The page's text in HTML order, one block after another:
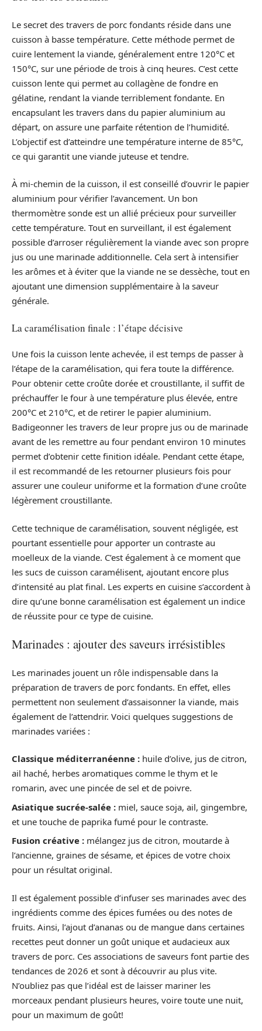
Le secret des travers de porc fondants réside dans une
cuisson à basse température. Cette méthode permet de
cuire lentement la viande, généralement entre 120°C et
150°C, sur une période de trois à cinq heures. C’est cette
cuisson lente qui permet au collagène de fondre en
gélatine, rendant la viande terriblement fondante. En
encapsulant les travers dans du papier aluminium au
départ, on assure une parfaite rétention de l’humidité.
L’objectif est d’atteindre une température interne de 85°C,
ce qui garantit une viande juteuse et tendre.
À mi-chemin de la cuisson, il est conseillé d’ouvrir le papier
aluminium pour vérifier l’avancement. Un bon
thermomètre sonde est un allié précieux pour surveiller
cette température. Tout en surveillant, il est également
possible d’arroser régulièrement la viande avec son propre
jus ou une marinade additionnelle. Cela sert à intensifier
les arômes et à éviter que la viande ne se dessèche, tout en
ajoutant une dimension supplémentaire à la saveur
générale.
La caramélisation finale : l’étape décisive
Une fois la cuisson lente achevée, il est temps de passer à
l’étape de la caramélisation, qui fera toute la différence.
Pour obtenir cette croûte dorée et croustillante, il suffit de
préchauffer le four à une température plus élevée, entre
200°C et 210°C, et de retirer le papier aluminium.
Badigeonner les travers de leur propre jus ou de marinade
avant de les remettre au four pendant environ 10 minutes
permet d’obtenir cette finition idéale. Pendant cette étape,
il est recommandé de les retourner plusieurs fois pour
assurer une couleur uniforme et la formation d’une croûte
légèrement croustillante.
Cette technique de caramélisation, souvent négligée, est
pourtant essentielle pour apporter un contraste au
moelleux de la viande. C’est également à ce moment que
les sucs de cuisson caramélisent, ajoutant encore plus
d’intensité au plat final. Les experts en cuisine s’accordent à
dire qu’une bonne caramélisation est également un indice
de réussite pour ce type de cuisine.
Marinades : ajouter des saveurs irrésistibles
Les marinades jouent un rôle indispensable dans la
préparation de travers de porc fondants. En effet, elles
permettent non seulement d’assaisonner la viande, mais
également de l’attendrir. Voici quelques suggestions de
marinades variées :
Classique méditerranéenne : huile d’olive, jus de citron,
ail haché, herbes aromatiques comme le thym et le
romarin, avec une pincée de sel et de poivre.
Asiatique sucrée-salée : miel, sauce soja, ail, gingembre,
et une touche de paprika fumé pour le contraste.
Fusion créative : mélangez jus de citron, moutarde à
l’ancienne, graines de sésame, et épices de votre choix
pour un résultat original.
Il est également possible d’infuser ses marinades avec des
ingrédients comme des épices fumées ou des notes de
fruits. Ainsi, l’ajout d’ananas ou de mangue dans certaines
recettes peut donner un goût unique et audacieux aux
travers de porc. Ces associations de saveurs font partie des
tendances de 2026 et sont à découvrir au plus vite.
N’oubliez pas que l’idéal est de laisser mariner les
morceaux pendant plusieurs heures, voire toute une nuit,
pour un maximum de goût!